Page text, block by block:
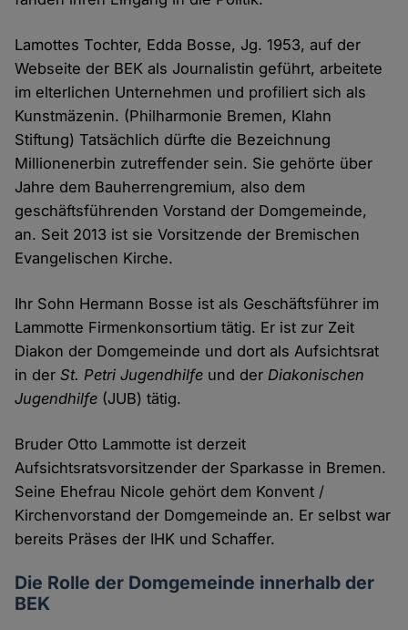
Lamottes Tochter, Edda Bosse, Jg. 1953, auf der
Webseite der BEK als Journalistin geführt, arbeitete
im elterlichen Unternehmen und profiliert sich als
Kunstmäzenin. (Philharmonie Bremen, Klahn
Stiftung) Tatsächlich dürfte die Bezeichnung
Millionenerbin zutreffender sein. Sie gehörte über
Jahre dem Bauherrengremium, also dem
geschäftsführenden Vorstand der Domgemeinde,
an. Seit 2013 ist sie Vorsitzende der Bremischen
Evangelischen Kirche.
Ihr Sohn Hermann Bosse ist als Geschäftsführer im
Lammotte Firmenkonsortium tätig. Er ist zur Zeit
Diakon der Domgemeinde und dort als Aufsichtsrat
in derSt. Petri Jugendhilfe und derDiakonischen
Jugendhilfe (JUB) tätig.
Bruder Otto Lammotte ist derzeit
Aufsichtsratsvorsitzender der Sparkasse in Bremen.
Seine Ehefrau Nicole gehört dem Konvent /
Kirchenvorstand der Domgemeinde an. Er selbst war
bereits Präses der IHK und Schaffer.
Die Rolle der Domgemeinde innerhalb der
BEK